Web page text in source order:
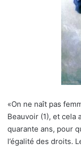
«On ne naît pas
Beauvoir (1), et cela
quarante ans, pour
l’égalité des droits.